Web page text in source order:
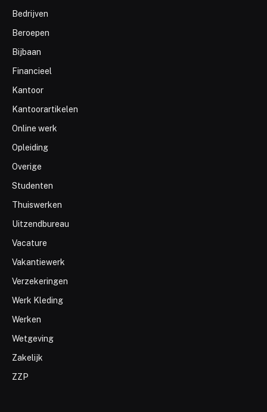
Bedrijven
Beroepen
Bijbaan
Financieel
Kantoor
Kantoorartikelen
Online werk
Opleiding
Overige
Studenten
Thuiswerken
Uitzendbureau
Vacature
Vakantiewerk
Verzekeringen
Werk Kleding
Werken
Wetgeving
Zakelijk
ZZP